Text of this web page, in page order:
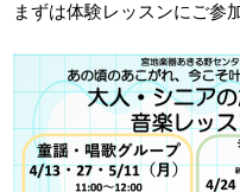
まずは体験レッスンにご参